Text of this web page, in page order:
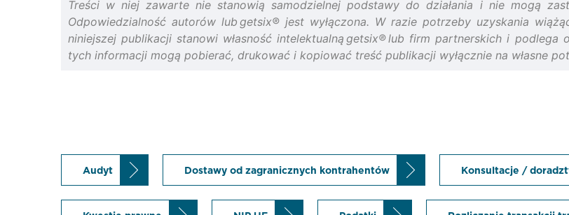
Treści w niej zawarte nie stanowią samodzielnej podstawy do działania i nie mogą
Odpowiedzialność autorów lub getsix® jest wyłączona. W razie potrzeby uzyskania
niniejszej publikacji stanowi własność intelektualną getsix® lub firm partnerskich i
tych informacji mogą pobierać, drukować i kopiować treść publikacji wyłącznie na własne
Audyt Dostawy od zagranicznych kontrahentów Konsultacje /